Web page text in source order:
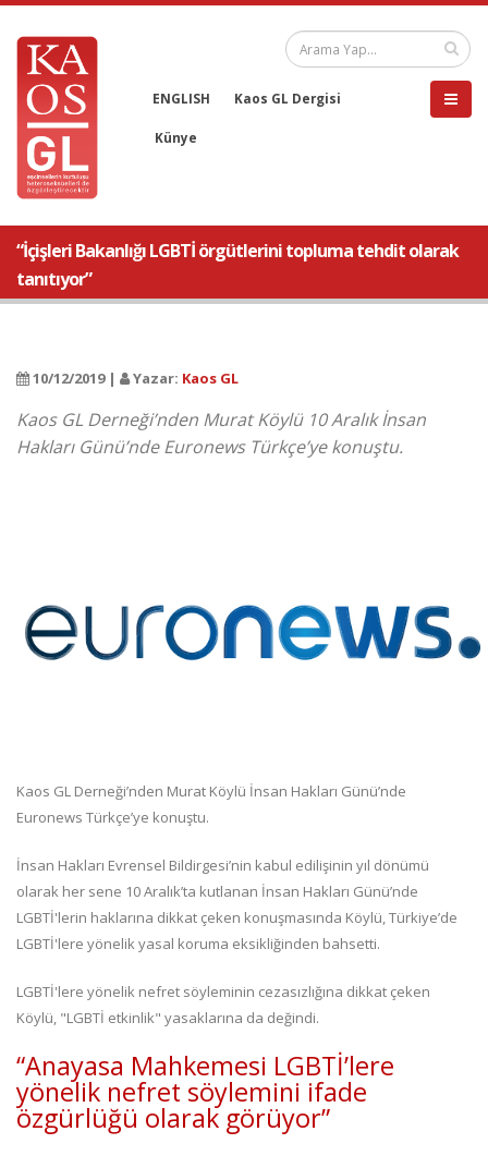
ENGLISH Kaos GL Dergisi
Künye
“İçişleri Bakanlığı LGBTİ örgütlerini topluma tehdit olarak
tanıtıyor”
10/12/2019 | Yazar: Kaos GL
Kaos GL Derneği’nden Murat Köylü 10 Aralık İnsan
Hakları Günü’nde Euronews Türkçe’ye konuştu.
Kaos GL Derneği’nden Murat Köylü İnsan Hakları Günü’nde
Euronews Türkçe’ye konuştu.
İnsan Hakları Evrensel Bildirgesi’nin kabul edilişinin yıl dönümü
olarak her sene 10 Aralık’ta kutlanan İnsan Hakları Günü’nde
LGBTİ'lerin haklarına dikkat çeken konuşmasında Köylü, Türkiye’de
LGBTİ'lere yönelik yasal koruma eksikliğinden bahsetti.
LGBTİ'lere yönelik nefret söyleminin cezasızlığına dikkat çeken
Köylü, "LGBTİ etkinlik" yasaklarına da değindi.
“Anayasa Mahkemesi LGBTİ’lere
yönelik nefret söylemini ifade
özgürlüğü olarak görüyor”